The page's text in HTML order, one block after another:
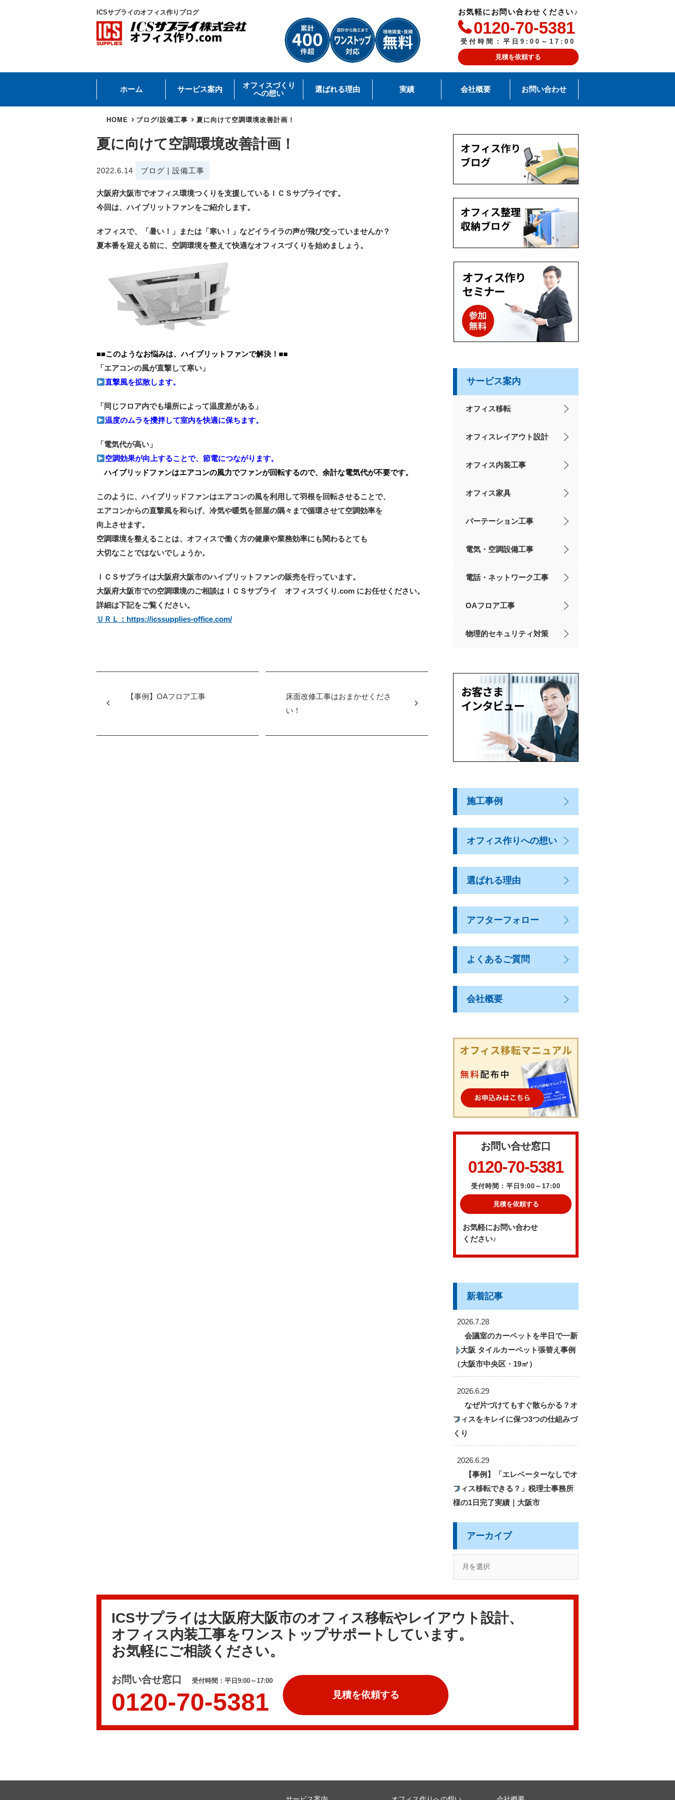
ICSサプライのオフィス作りブログ お気軽にお問い合わせください♪
0120-70-5381
受付時間：平日9:00～17:00
見積を依頼する
ホーム サービス案内
オフィスづくり
への想い
選ばれる理由 実績 会社概要 お問い合わせ
HOME ブログ/設備工事 夏に向けて空調環境改善計画！
夏に向けて空調環境改善計画！
2022.6.14 ブログ | 設備工事
大阪府大阪市でオフィス環境つくりを支援しているＩＣＳサプライです。
今回は、ハイブリットファンをご紹介します。
オフィスで、「暑い！」または「寒い！」などイライラの声が飛び交っていませんか？
夏本番を迎える前に、空調環境を整えて快適なオフィスづくりを始めましょう。
■■このようなお悩みは、ハイブリットファンで解決！■■
「エアコンの風が直撃して寒い」
直撃風を拡散します。
「同じフロア内でも場所によって温度差がある」
温度のムラを攪拌して室内を快適に保ちます。
「電気代が高い」
空調効果が向上することで、節電につながります。
ハイブリッドファンはエアコンの風力でファンが回転するので、余計な電気代が不要です。
このように、ハイブリッドファンはエアコンの風を利用して羽根を回転させることで、
エアコンからの直撃風を和らげ、冷気や暖気を部屋の隅々まで循環させて空調効率を
向上させます。
空調環境を整えることは、オフィスで働く方の健康や業務効率にも関わるとても
大切なことではないでしょうか。
ＩＣＳサプライは大阪府大阪市のハイブリットファンの販売を行っています。
大阪府大阪市での空調環境のご相談はＩＣＳサプライ オフィスづくり.com にお任せください。
詳細は下記をご覧ください。
ＵＲＬ：https://icssupplies-office.com/
【事例】OAフロア工事
床面改修工事はおまかせくださ
い！
サービス案内
オフィス移転
オフィスレイアウト設計
オフィス内装工事
オフィス家具
パーテーション工事
電気・空調設備工事
電話・ネットワーク工事
OAフロア工事
物理的セキュリティ対策
施工事例
オフィス作りへの想い
選ばれる理由
アフターフォロー
よくあるご質問
会社概要
お問い合せ窓口
0120-70-5381
受付時間：平日9:00～17:00
見積を依頼する
お気軽にお問い合わせ
ください♪
新着記事
2026.7.28
会議室のカーペットを半日で一新
｜大阪 タイルカーペット張替え事例
（大阪市中央区・19㎡）
2026.6.29
なぜ片づけてもすぐ散らかる？オ
フィスをキレイに保つ3つの仕組みづ
くり
2026.6.29
【事例】「エレベーターなしでオ
フィス移転できる？」税理士事務所
様の1日完了実績｜大阪市
アーカイブ
ICSサプライは大阪府大阪市のオフィス移転やレイアウト設計、
オフィス内装工事をワンストップサポートしています。
お気軽にご相談ください。
お問い合せ窓口 受付時間：平日9:00～17:00
0120-70-5381 見積を依頼する